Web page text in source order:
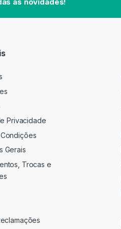
Privacidade
Gerais
Trocas e